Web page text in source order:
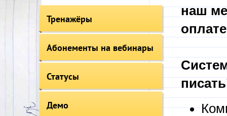
Тренажёры
Абонементы на вебинары
Статусы
Демо
наш